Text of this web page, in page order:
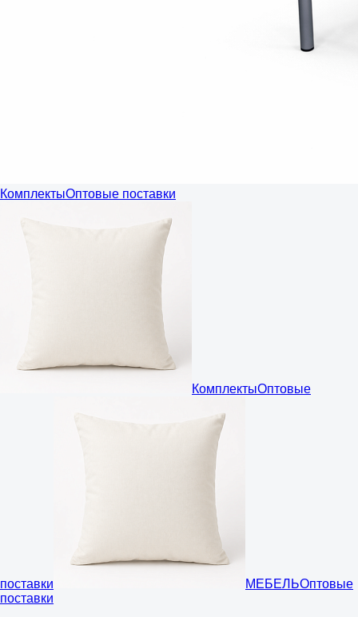
КомплектыОптовые поставки
КомплектыОптовые
поставки МЕБЕЛЬОптовые
поставки